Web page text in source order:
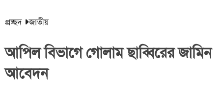
প্রচ্ছদ জাতীয়
আপিল বিভাগে গোলাম ছাব্বিরের জামিন
আবেদন